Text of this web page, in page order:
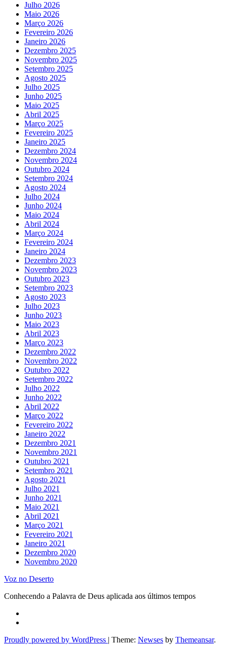
Julho 2026
Maio 2026
Março 2026
Fevereiro 2026
Janeiro 2026
Dezembro 2025
Novembro 2025
Setembro 2025
Agosto 2025
Julho 2025
Junho 2025
Maio 2025
Abril 2025
Março 2025
Fevereiro 2025
Janeiro 2025
Dezembro 2024
Novembro 2024
Outubro 2024
Setembro 2024
Agosto 2024
Julho 2024
Junho 2024
Maio 2024
Abril 2024
Março 2024
Fevereiro 2024
Janeiro 2024
Dezembro 2023
Novembro 2023
Outubro 2023
Setembro 2023
Agosto 2023
Julho 2023
Junho 2023
Maio 2023
Abril 2023
Março 2023
Dezembro 2022
Novembro 2022
Outubro 2022
Setembro 2022
Julho 2022
Junho 2022
Abril 2022
Março 2022
Fevereiro 2022
Janeiro 2022
Dezembro 2021
Novembro 2021
Outubro 2021
Setembro 2021
Agosto 2021
Julho 2021
Junho 2021
Maio 2021
Abril 2021
Março 2021
Fevereiro 2021
Janeiro 2021
Dezembro 2020
Novembro 2020
Voz no Deserto
Conhecendo a Palavra de Deus aplicada aos últimos tempos
Proudly powered by WordPress | Theme: Newses by Themeansar.